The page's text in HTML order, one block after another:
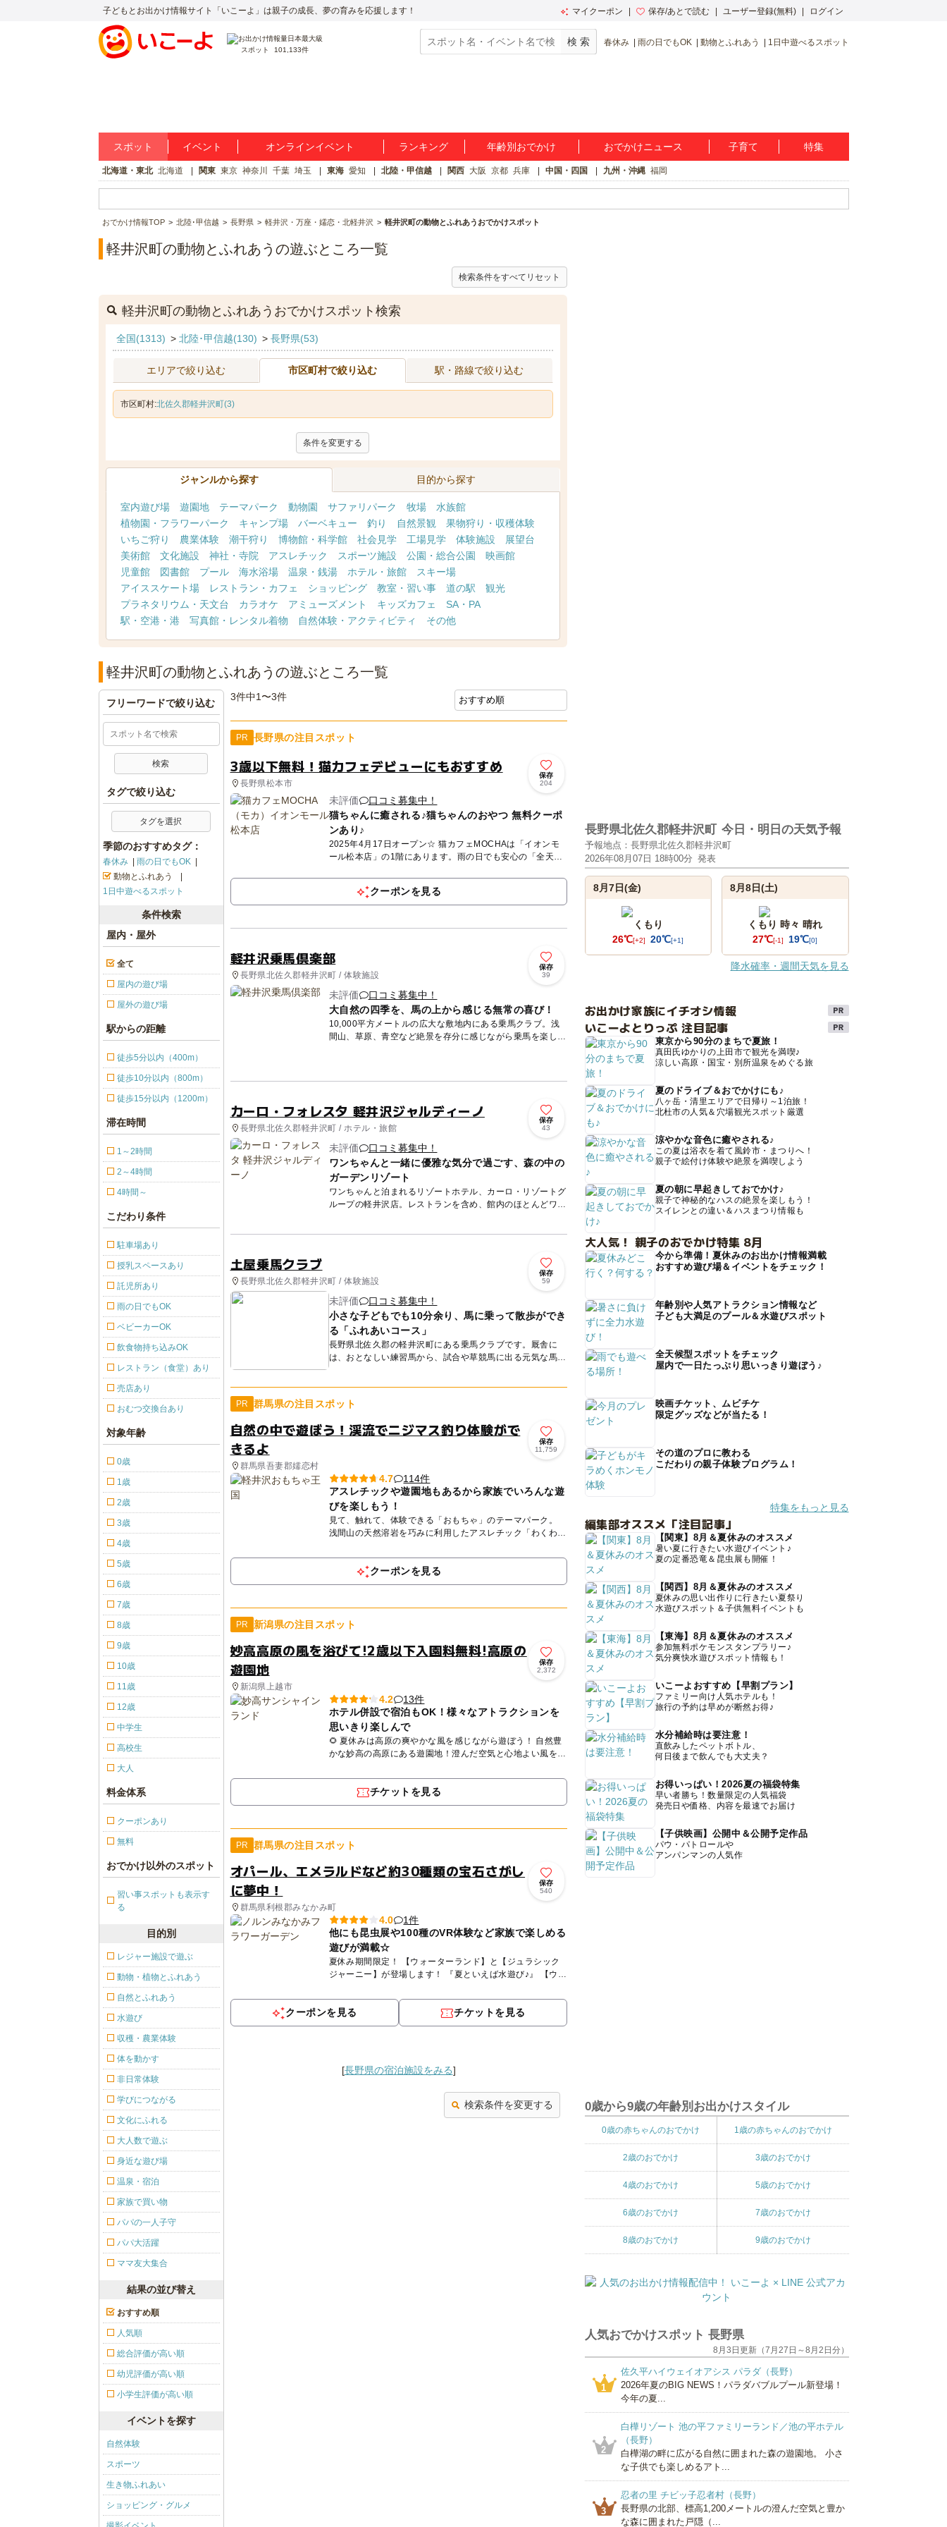
子どもとお出かけ情報サイト「いこーよ」は親子の成長、夢の育みを応援します！ マイクーポン 保存/あとで読む ユーザー登録(無料) ログイン
スポット 101,133件
春休み 雨の日でもOK 動物とふれあう 1日中遊べるスポット
スポット イベント オンラインイベント ランキング 年齢別おでかけ おでかけニュース 子育て 特集
北海道・東北 北海道 関東 東京 神奈川 千葉 埼玉 東海 愛知 北陸・甲信越 関西 大阪 京都 兵庫 中国・四国 九州・沖縄 福岡
おでかけ情報TOP 北陸･甲信越 長野県 軽井沢・万座・嬬恋・北軽井沢 軽井沢町の動物とふれあうおでかけスポット
軽井沢町の動物とふれあうの遊ぶところ一覧
検索条件をすべてリセット
軽井沢町の動物とふれあうおでかけスポット検索
全国(1313) > 北陸･甲信越(130) > 長野県(53)
エリアで絞り込む 市区町村で絞り込む 駅・路線で絞り込む
市区町村:北佐久郡軽井沢町(3)
条件を変更する
ジャンルから探す 目的から探す
室内遊び場 遊園地 テーマパーク 動物園 サファリパーク 牧場
水族館
植物園・フラワーパーク
キャンプ場 バーベキュー 釣り 自然景観
果物狩り・収穫体験
いちご狩り
農業体験 潮干狩り 博物館・科学館 社会見学 工場見学 体験施設
展望台
美術館
文化施設 神社・寺院 アスレチック スポーツ施設 公園・総合公園
映画館
児童館
図書館 プール 海水浴場 温泉・銭湯 ホテル・旅館
スキー場
アイススケート場
レストラン・カフェ ショッピング 教室・習い事 道の駅
観光
プラネタリウム・天文台
カラオケ アミューズメント キッズカフェ
SA・PA
駅・空港・港
写真館・レンタル着物 自然体験・アクティビティ その他
軽井沢町の動物とふれあうの遊ぶところ一覧
3件中1〜3件
PR 長野県の注目スポット
3歳以下無料！猫カフェデビューにもおすすめ
長野県松本市
保存
204
未評価
口コミ募集中！
猫ちゃんに癒される♪猫ちゃんのおやつ 無料クーポ
ンあり♪
2025年4月17日オープン☆ 猫カフェMOCHAは「イオンモ
ール松本店」の1階にあります。雨の日でも安心の「全天候
クーポンを見る
軽井沢乗馬倶楽部
長野県北佐久郡軽井沢町 / 体験施設
保存
39
未評価
口コミ募集中！
大自然の四季を、馬の上から感じる無常の喜び！
10,000平方メートルの広大な敷地内にある乗馬クラブ。浅
間山、草原、青空など絶景を存分に感じながら乗馬を楽しめ
カーロ・フォレスタ 軽井沢ジャルディーノ
長野県北佐久郡軽井沢町 / ホテル・旅館
保存
43
未評価
口コミ募集中！
ワンちゃんと一緒に優雅な気分で過ごす、森の中の
ガーデンリゾート
ワンちゃんと泊まれるリゾートホテル、カーロ・リゾートグ
ループの軽井沢店。レストランを含め、館内のほとんどワン
土屋乗馬クラブ
長野県北佐久郡軽井沢町 / 体験施設
保存
59
未評価
口コミ募集中！
小さな子どもでも10分余り、馬に乗って散歩ができ
る「ふれあいコース」
長野県北佐久郡の軽井沢町にある乗馬クラブです。厩舎に
は、おとなしい練習馬から、試合や草競馬に出る元気な馬ま
で、10頭あまりが生活しています。中には中山グランドジ
PR 群馬県の注目スポット
自然の中で遊ぼう！渓流でニジマス釣り体験がで
きるよ
群馬県吾妻郡嬬恋村
保存
11,759
4.7
114件
アスレチックや遊園地もあるから家族でいろんな遊
びを楽しもう！
見て、触れて、体験できる「おもちゃ」のテーマパーク。
浅間山の天然溶岩を巧みに利用したアスレチック「わくわく
高約...
クーポンを見る
PR 新潟県の注目スポット
妙高高原の風を浴びて!2歳以下入園料無料!高原の
遊園地
新潟県上越市
保存
2,372
4.2
13件
ホテル併設で宿泊もOK！様々なアトラクションを
思いきり楽しんで
🌻 夏休みは高原の爽やかな風を感じながら遊ぼう！ 自然豊
かな妙高の高原にある遊園地！澄んだ空気と心地よい風を感
チケットを見る
PR 群馬県の注目スポット
オパール、エメラルドなど約30種類の宝石さがし
に夢中！
群馬県利根郡みなかみ町
保存
540
4.0
1件
他にも昆虫展や100種のVR体験など家族で楽しめる
遊びが満載☆
夏休み期間限定！ 【ウォーターランド】と【ジュラシック
ジャーニー】が登場します！ 『夏といえば水遊び♪』 【ウォ
クーポンを見る チケットを見る
[長野県の宿泊施設をみる]
検索条件を変更する
フリーワードで絞り込む
タグで絞り込む
タグを選択
季節のおすすめタグ：
春休み
雨の日でもOK
動物とふれあう
1日中遊べるスポット
条件検索
屋内・屋外
全て
屋内の遊び場
屋外の遊び場
駅からの距離
徒歩5分以内（400m）
徒歩10分以内（800m）
徒歩15分以内（1200m）
滞在時間
1～2時間
2～4時間
4時間～
こだわり条件
駐車場あり
授乳スペースあり
託児所あり
雨の日でもOK
ベビーカーOK
飲食物持ち込みOK
レストラン（食堂）あり
売店あり
おむつ交換台あり
対象年齢
0歳
1歳
2歳
3歳
4歳
5歳
6歳
7歳
8歳
9歳
10歳
11歳
12歳
中学生
高校生
大人
料金体系
クーポンあり
無料
おでかけ以外のスポット
習い事スポットも表示す
る
目的別
レジャー施設で遊ぶ
動物・植物とふれあう
自然とふれあう
水遊び
収穫・農業体験
体を動かす
非日常体験
学びにつながる
文化にふれる
大人数で遊ぶ
身近な遊び場
温泉・宿泊
家族で買い物
パパの一人子守
パパ大活躍
ママ友大集合
結果の並び替え
おすすめ順
人気順
総合評価が高い順
幼児評価が高い順
小学生評価が高い順
イベントを探す
自然体験
スポーツ
生き物ふれあい
ショッピング・グルメ
長野県北佐久郡軽井沢町 今日・明日の天気予報
予報地点：長野県北佐久郡軽井沢町
2026年08月07日 18時00分 発表
8月7日(金)
くもり
26℃[+2] 20℃[+1]
8月8日(土)
くもり 時々 晴れ
27℃[-1] 19℃[0]
降水確率・週間天気を見る
お出かけ家族にイチオシ情報
いこーよとりっぷ 注目記事
東京から90分のまちで夏旅！
真田氏ゆかりの上田市で観光を満喫♪
涼しい高原・国宝・別所温泉をめぐる旅
夏のドライブ＆おでかけにも♪
八ヶ岳・清里エリアで日帰り～1泊旅！
北杜市の人気＆穴場観光スポット厳選
涼やかな音色に癒やされる♪
この夏は浴衣を着て風鈴市・まつりへ！
親子で絵付け体験や絶景を満喫しよう
夏の朝に早起きしておでかけ♪
親子で神秘的なハスの絶景を楽しもう！
スイレンとの違い＆ハスまつり情報も
大人気！ 親子のおでかけ特集 8月
今から準備！夏休みのお出かけ情報満載
おすすめ遊び場＆イベントをチェック！
年齢別や人気アトラクション情報など
子ども大満足のプール＆水遊びスポット
全天候型スポットをチェック
屋内で一日たっぷり思いっきり遊ぼう♪
映画チケット、ムビチケ
限定グッズなどが当たる！
その道のプロに教わる
こだわりの親子体験プログラム！
特集をもっと見る
編集部オススメ「注目記事」
【関東】8月＆夏休みのオススメ
暑い夏に行きたい水遊びイベント♪
夏の定番恐竜＆昆虫展も開催！
【関西】8月＆夏休みのオススメ
夏休みの思い出作りに行きたい夏祭り
水遊びスポット＆子供無料イベントも
【東海】8月＆夏休みのオススメ
参加無料ポケモンスタンプラリー♪
気分爽快水遊びスポット情報も！
いこーよおすすめ【早割プラン】
ファミリー向け人気ホテルも！
旅行の予約は早めが断然お得♪
水分補給時は要注意！
直飲みしたペットボトル、
何日後まで飲んでも大丈夫？
お得いっぱい！2026夏の福袋特集
早い者勝ち！数量限定の人気福袋
発売日や価格、内容を最速でお届け
【子供映画】公開中＆公開予定作品
パウ・パトロールや
アンパンマンの人気作
0歳から9歳の年齢別お出かけスタイル
0歳の赤ちゃんのおでかけ 1歳の赤ちゃんのおでかけ
2歳のおでかけ 3歳のおでかけ
4歳のおでかけ 5歳のおでかけ
6歳のおでかけ 7歳のおでかけ
8歳のおでかけ 9歳のおでかけ
人気おでかけスポット 長野県
8月3日更新（7月27日～8月2日分）
1
佐久平ハイウェイオアシス パラダ（長野）
2026年夏のBIG NEWS！パラダバブルプール新登場！
今年の夏...
2
白樺リゾート 池の平ファミリーランド／池の平ホテル
（長野）
白樺湖の畔に広がる自然に囲まれた森の遊園地。 小さ
な子供でも楽しめるアト...
3
忍者の里 チビッ子忍者村（長野）
長野県の北部、標高1,200メートルの澄んだ空気と豊か
な森に囲まれた戸隠（...